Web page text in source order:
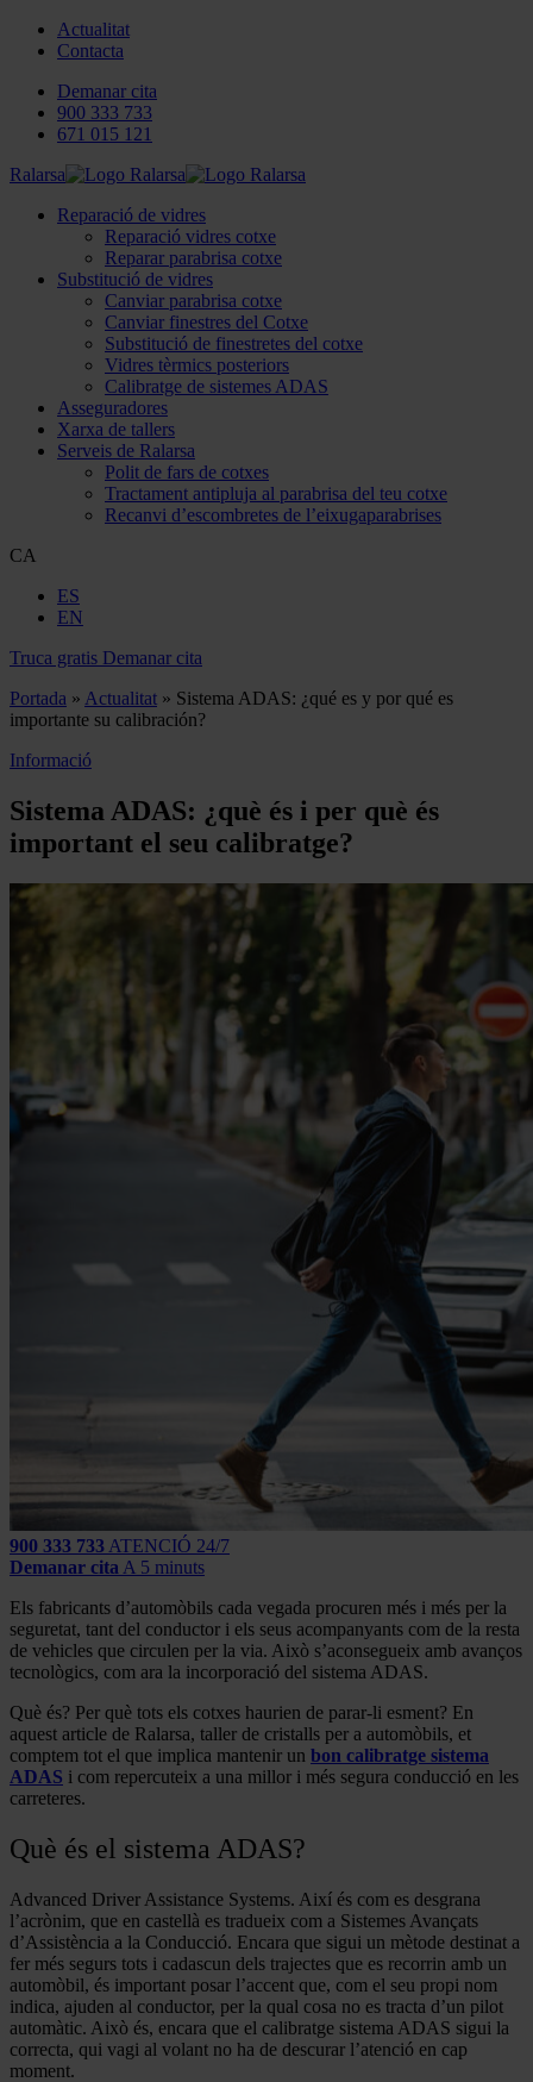
Actualitat
Contacta
Demanar cita
900 333 733
671 015 121
Ralarsa
Reparació de vidres
Reparació vidres cotxe
Reparar parabrisa cotxe
Substitució de vidres
Canviar parabrisa cotxe
Canviar finestres del Cotxe
Substitució de finestretes del cotxe
Vidres tèrmics posteriors
Calibratge de sistemes ADAS
Asseguradores
Xarxa de tallers
Serveis de Ralarsa
Polit de fars de cotxes
Tractament antipluja al parabrisa del teu cotxe
Recanvi d’escombretes de l’eixugaparabrises
CA
ES
EN
Truca gratis Demanar cita
Portada » Actualitat » Sistema ADAS: ¿qué es y por qué es
importante su calibración?
Informació
Sistema ADAS: ¿què és i per què és
important el seu calibratge?
900 333 733 ATENCIÓ 24/7
Demanar cita A 5 minuts
Els fabricants d’automòbils cada vegada procuren més i més per la
seguretat, tant del conductor i els seus acompanyants com de la resta
de vehicles que circulen per la via. Això s’aconsegueix amb avanços
tecnològics, com ara la incorporació del sistema ADAS.
Què és? Per què tots els cotxes haurien de parar-li esment? En
aquest article de Ralarsa, taller de cristalls per a automòbils, et
comptem tot el que implica mantenir un bon calibratge sistema
ADAS i com repercuteix a una millor i més segura conducció en les
carreteres.
Què és el sistema ADAS?
Advanced Driver Assistance Systems. Així és com es desgrana
l’acrònim, que en castellà es tradueix com a Sistemes Avançats
d’Assistència a la Conducció. Encara que sigui un mètode destinat a
fer més segurs tots i cadascun dels trajectes que es recorrin amb un
automòbil, és important posar l’accent que, com el seu propi nom
indica, ajuden al conductor, per la qual cosa no es tracta d’un pilot
automàtic. Això és, encara que el calibratge sistema ADAS sigui la
correcta, qui vagi al volant no ha de descurar l’atenció en cap
moment.